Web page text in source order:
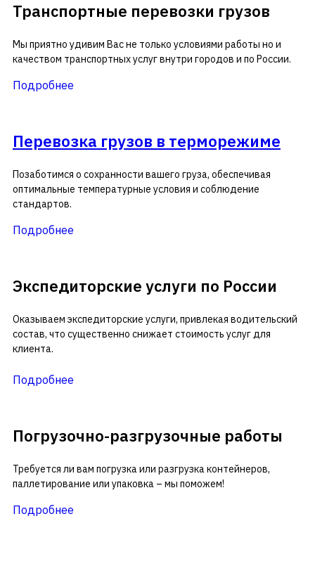
Транспортные перевозки грузов
Мы приятно удивим Вас не только условиями работы но и
качеством транспортных услуг внутри городов и по России.
Подробнее
Перевозка грузов в терморежиме
Позаботимся о сохранности вашего груза, обеспечивая
оптимальные температурные условия и соблюдение
стандартов.
Подробнее
Экспедиторские услуги по России
Оказываем экспедиторские услуги, привлекая водительский
состав, что существенно снижает стоимость услуг для
клиента.
Подробнее
Погрузочно-разгрузочные работы
Требуется ли вам погрузка или разгрузка контейнеров,
паллетирование или упаковка – мы поможем!
Подробнее